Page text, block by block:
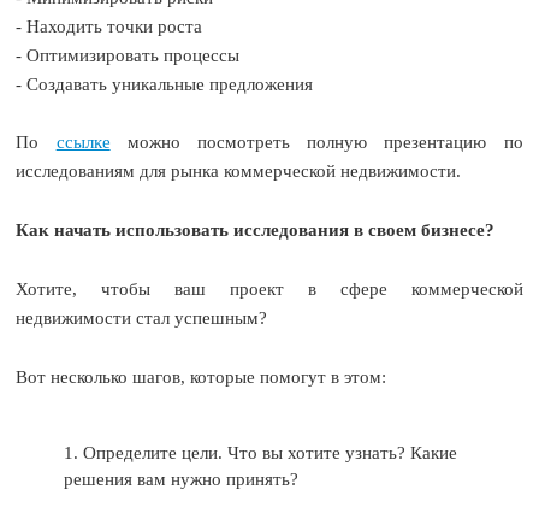
- Находить точки роста
- Оптимизировать процессы
- Создавать уникальные предложения
По ссылке можно посмотреть полную презентацию по
исследованиям для рынка коммерческой недвижимости.
Как начать использовать исследования в своем бизнесе?
Хотите, чтобы ваш проект в сфере коммерческой
недвижимости стал успешным?
Вот несколько шагов, которые помогут в этом:
1. Определите цели. Что вы хотите узнать? Какие
решения вам нужно принять?